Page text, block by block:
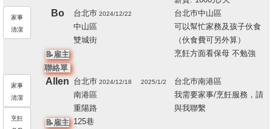
家事
清潔
Bo
📝雇主
聯絡單
台北巿
中山區
雙城街
2024/12/22
台北巿中山區
可以幫忙家務及孩子伙食
（伙食費可另外算）
烹飪方面看保母 不勉強
家事
清潔
烹飪
Allen
📝雇主
台北巿
南港區
重陽路
125巷
2024/12/18 2025/1/2
台北巿南港區
我需要家事/烹飪服務，請
與我聯繫